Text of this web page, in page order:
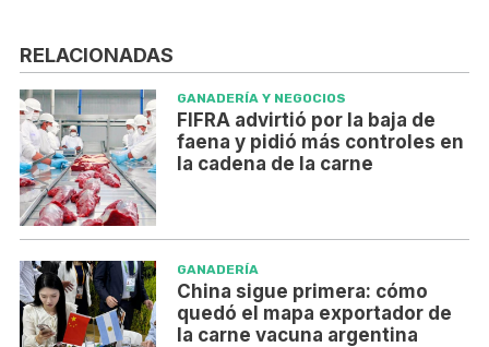
RELACIONADAS
GANADERÍA Y NEGOCIOS
FIFRA advirtió por la baja de
faena y pidió más controles en
la cadena de la carne
GANADERÍA
China sigue primera: cómo
quedó el mapa exportador de
la carne vacuna argentina